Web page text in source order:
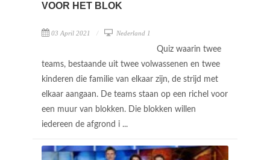
VOOR HET BLOK
03 April 2021 Nederland 1
Quiz waarin twee
teams, bestaande uit twee volwassenen en twee
kinderen die familie van elkaar zijn, de strijd met
elkaar aangaan. De teams staan op een richel voor
een muur van blokken. Die blokken willen
iedereen de afgrond i ...